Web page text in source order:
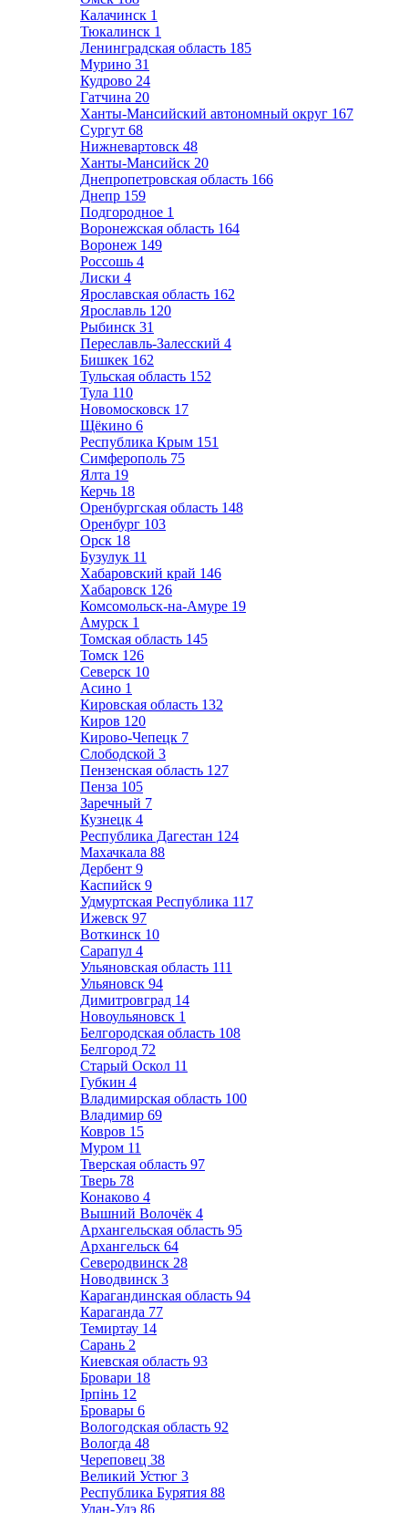
Калачинск 1
Тюкалинск 1
Ленинградская область 185
Мурино 31
Кудрово 24
Гатчина 20
Ханты-Мансийский автономный округ 167
Сургут 68
Нижневартовск 48
Ханты-Мансийск 20
Днепропетровская область 166
Днепр 159
Подгородное 1
Воронежская область 164
Воронеж 149
Россошь 4
Лиски 4
Ярославская область 162
Ярославль 120
Рыбинск 31
Переславль-Залесский 4
Бишкек 162
Тульская область 152
Тула 110
Новомосковск 17
Щёкино 6
Республика Крым 151
Симферополь 75
Ялта 19
Керчь 18
Оренбургская область 148
Оренбург 103
Орск 18
Бузулук 11
Хабаровский край 146
Хабаровск 126
Комсомольск-на-Амуре 19
Амурск 1
Томская область 145
Томск 126
Северск 10
Асино 1
Кировская область 132
Киров 120
Кирово-Чепецк 7
Слободской 3
Пензенская область 127
Пенза 105
Заречный 7
Кузнецк 4
Республика Дагестан 124
Махачкала 88
Дербент 9
Каспийск 9
Удмуртская Республика 117
Ижевск 97
Воткинск 10
Сарапул 4
Ульяновская область 111
Ульяновск 94
Димитровград 14
Новоульяновск 1
Белгородская область 108
Белгород 72
Старый Оскол 11
Губкин 4
Владимирская область 100
Владимир 69
Ковров 15
Муром 11
Тверская область 97
Тверь 78
Конаково 4
Вышний Волочёк 4
Архангельская область 95
Архангельск 64
Северодвинск 28
Новодвинск 3
Карагандинская область 94
Караганда 77
Темиртау 14
Сарань 2
Киевская область 93
Бровари 18
Ірпінь 12
Бровары 6
Вологодская область 92
Вологда 48
Череповец 38
Великий Устюг 3
Республика Бурятия 88
Улан-Удэ 86